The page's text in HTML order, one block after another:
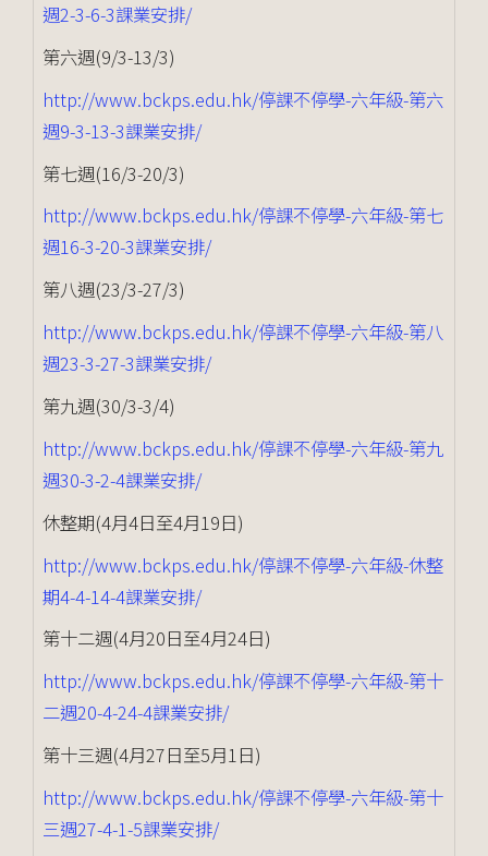
週2-3-6-3課業安排/
第六週(9/3-13/3)
http://www.bckps.edu.hk/停課不停學-六年級-第六
週9-3-13-3課業安排/
第七週(16/3-20/3)
http://www.bckps.edu.hk/停課不停學-六年級-第七
週16-3-20-3課業安排/
第八週(23/3-27/3)
http://www.bckps.edu.hk/停課不停學-六年級-第八
週23-3-27-3課業安排/
第九週(30/3-3/4)
http://www.bckps.edu.hk/停課不停學-六年級-第九
週30-3-2-4課業安排/
休整期(4月4日至4月19日)
http://www.bckps.edu.hk/停課不停學-六年級-休整
期4-4-14-4課業安排/
第十二週(4月20日至4月24日)
http://www.bckps.edu.hk/停課不停學-六年級-第十
二週20-4-24-4課業安排/
第十三週(4月27日至5月1日)
http://www.bckps.edu.hk/停課不停學-六年級-第十
三週27-4-1-5課業安排/